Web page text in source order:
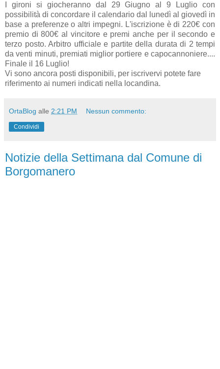
I gironi si giocheranno dal 29 Giugno al 9 Luglio con
possibilità di concordare il calendario dal lunedì al giovedì in
base a preferenze o altri impegni. L'iscrizione è di 220€ con
premio di 800€ al vincitore e premi anche per il secondo e
terzo posto. Arbitro ufficiale e partite della durata di 2 tempi
da venti minuti, premiati miglior portiere e capocannoniere....
Finale il 16 Luglio!
Vi sono ancora posti disponibili, per iscrivervi potete fare
riferimento ai numeri indicati nella locandina.
OrtaBlog alle 2:21 PM Nessun commento:
Condividi
Notizie della Settimana dal Comune di
Borgomanero